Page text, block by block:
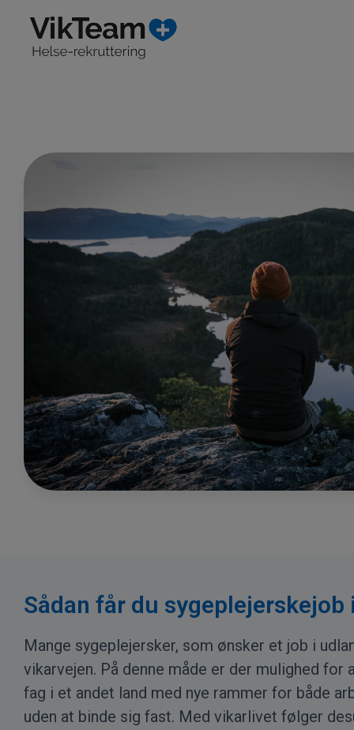
Sådan får du sygeplejerskejob
Mange sygeplejersker, som ønsker et job i
vikarvejen. På denne måde er der mulighed for
fag i et andet land med nye rammer for både
uden at binde sig fast. Med vikarlivet følger